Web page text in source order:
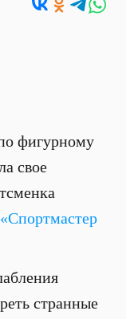
фигурному
свое
«Спортмастер
странные